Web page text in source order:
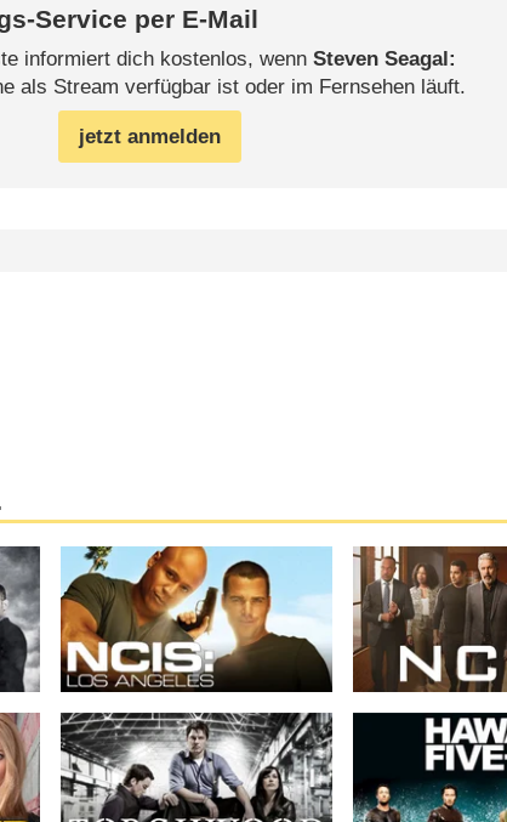
Service per E-Mail
informiert dich kostenlos, wenn Steven Seagal:
als Stream verfügbar ist oder im Fernsehen läuft.
jetzt anmelden